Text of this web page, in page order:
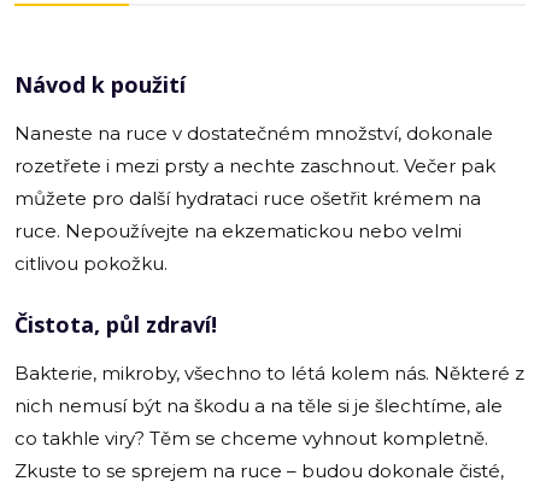
Návod k použití
Naneste na ruce v dostatečném množství, dokonale
rozetřete i mezi prsty a nechte zaschnout. Večer pak
můžete pro další hydrataci ruce ošetřit krémem na
ruce. Nepoužívejte na ekzematickou nebo velmi
citlivou pokožku.
Čistota, půl zdraví!
Bakterie, mikroby, všechno to létá kolem nás. Některé z
nich nemusí být na škodu a na těle si je šlechtíme, ale
co takhle viry? Těm se chceme vyhnout kompletně.
Zkuste to se sprejem na ruce – budou dokonale čisté,